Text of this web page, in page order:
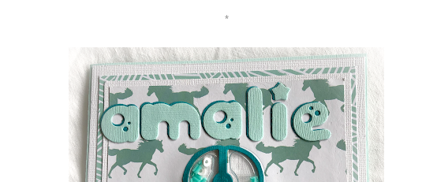
*